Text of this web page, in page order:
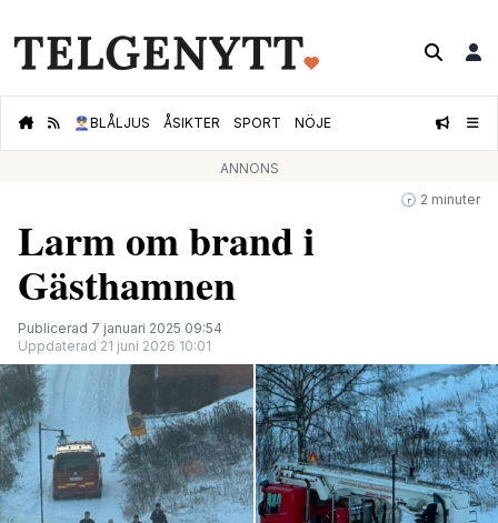
👮🏻‍♂️BLÅLJUS ÅSIKTER SPORT NÖJE
ANNONS
🕝 2 minuter
Larm om brand i
Gästhamnen
Publicerad 7 januari 2025 09:54
Uppdaterad 21 juni 2026 10:01